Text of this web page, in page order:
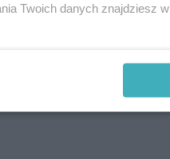
Twoich danych znajdziesz w